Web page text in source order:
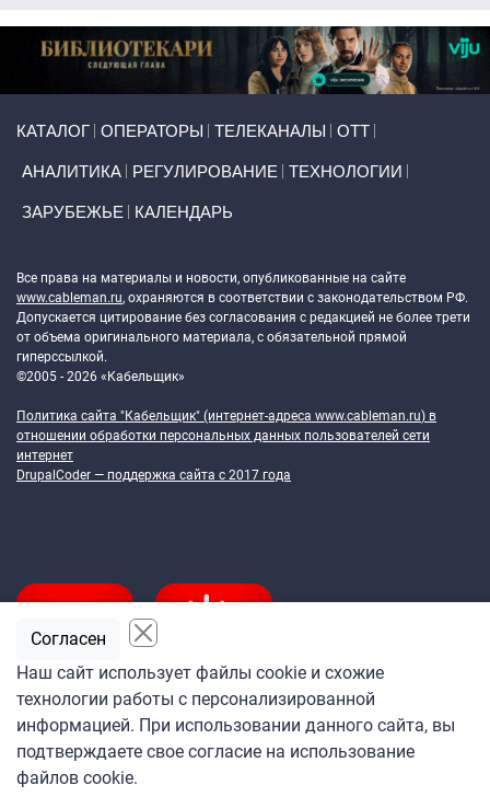
КАТАЛОГ ОПЕРАТОРЫ ТЕЛЕКАНАЛЫ ОТТ
АНАЛИТИКА РЕГУЛИРОВАНИЕ ТЕХНОЛОГИИ
ЗАРУБЕЖЬЕ КАЛЕНДАРЬ
Все права на материалы и новости, опубликованные на сайте
www.cableman.ru, охраняются в соответствии с законодательством РФ.
Допускается цитирование без согласования с редакцией не более трети
от объема оригинального материала, с обязательной прямой
гиперссылкой.
©2005 - 2026 «Кабельщик»
Политика сайта "Кабельщик" (интернет-адреса www.cableman.ru) в
отношении обработки персональных данных пользователей сети
интернет
DrupalCoder — поддержка сайта c 2017 года
Подпишитесь
на ежедневную рассылку
«Кабельщика»
Наш сайт использует файлы cookie и схожие
технологии работы с персонализированной
информацией. При использовании данного сайта, вы
подтверждаете свое согласие на использование
файлов cookie.
Согласен